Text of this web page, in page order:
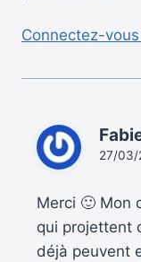
Connectez-
27/03/
Merci 🙂 Mon
qui projettent
déjà peuvent